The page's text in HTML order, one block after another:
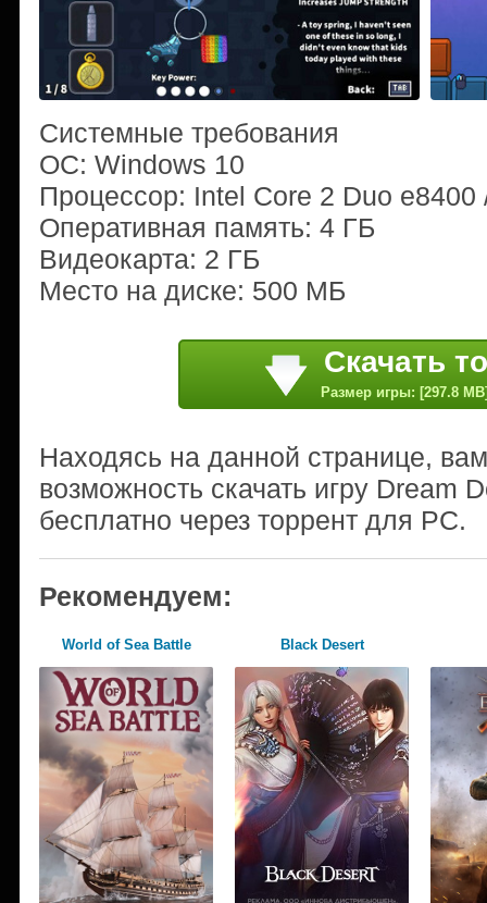
Системные требования
ОС: Windows 10
Процессор: Intel Core 2 Duo
Оперативная память: 4 ГБ
Видеокарта: 2 ГБ
Место на диске: 500 МБ
Скачать
Размер игры: [297.8
Находясь на данной странице,
возможность скачать игру Dream
бесплатно через торрент для PC.
Рекомендуем:
World of Sea Battle Black Desert